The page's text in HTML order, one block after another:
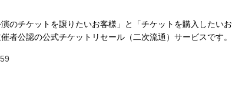
のチケットを譲りたいお客様」と「チケットを購入したいお
者公認の公式チケットリセール（二次流通）サービスです。